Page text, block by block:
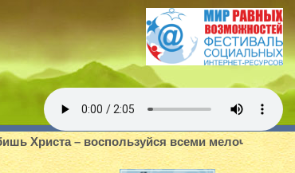
– воспользуйся всеми мелочами